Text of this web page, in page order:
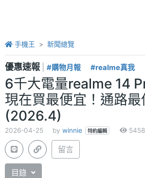
手機王 新聞總覽
優惠速報 #購物月報 #realme真我
6千大電量realme 14
現在買最便宜！通路
(2026.4)
2026-04-25 by winnie 特約編輯 5458
留言
目錄